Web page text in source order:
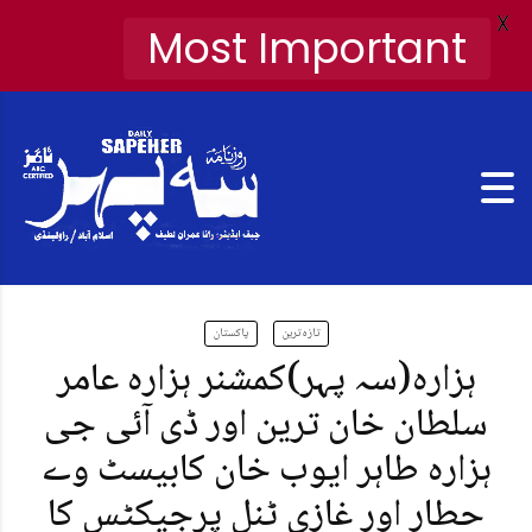
پاکستان تازہ ترین
ہزارہ(سہ پہر)کمشنر ہزارہ عامر
سلطان خان ترین اور ڈی آئی جی
ہزارہ طاہر ایوب خان کابیسٹ وے
حطار اور غازی ٹنل پرجیکٹس کا
Most Important X